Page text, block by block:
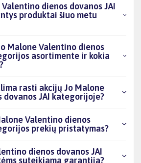
dienos dovanos JAI
produktai šiuo metu
Malone Valentino dienos
asortimente ir kokia
rasti akcijų Jo Malone
dovanos JAI kategorijoje?
Valentino dienos
prekių pristatymas?
dienos dovanos JAI
suteikiama garantija?